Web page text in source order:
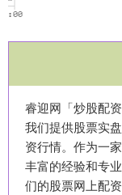
睿迎网「炒股配
我们提供股票实
资行情。作为一
丰富的经验和专
们的股票网上配